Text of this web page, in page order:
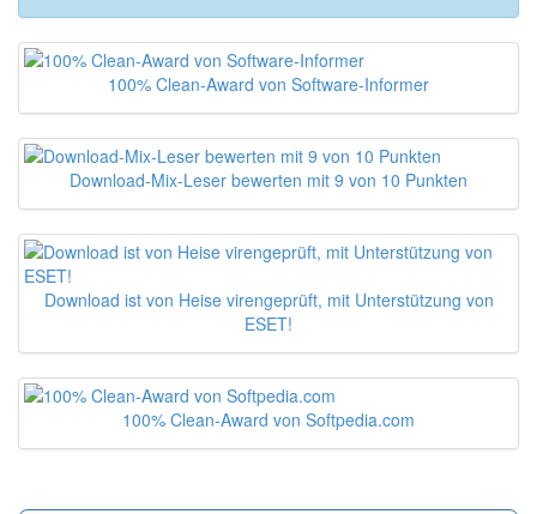
100% Clean-Award von Software-Informer
Download-Mix-Leser bewerten mit 9 von 10 Punkten
Download ist von Heise virengeprüft, mit Unterstützung von
ESET!
100% Clean-Award von Softpedia.com